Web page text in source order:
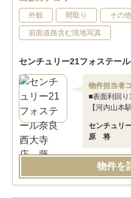
外観 間取り その
前面道路含む現地写真
センチュリー21フォステール
物件担当者
■表面利回
【河内山本
センチュリ
原 将
物件を